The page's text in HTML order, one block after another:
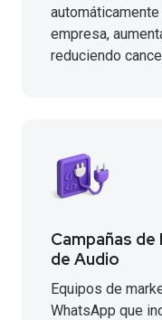
empresa,
reduciendo
Campañas
de Audio
Equipos de
WhatsApp que